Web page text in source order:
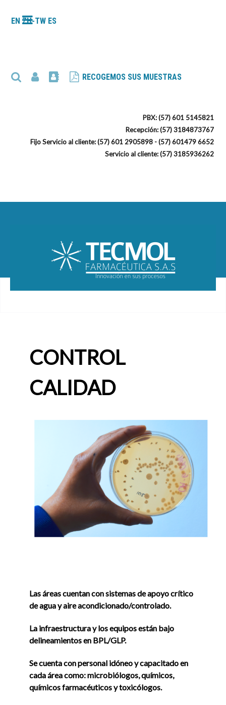
EN ZH-TW ES
RECOGEMOS SUS MUESTRAS
PBX: (57) 601 5145821
Recepción: (57) 3184873767
Fijo Servicio al cliente: (57) 601 2905898 - (57) 601479 6652
Servicio al cliente: (57) 3185936262
CONTROL
CALIDAD
Las áreas cuentan con sistemas de apoyo crítico
de agua y aire acondicionado/controlado.
La infraestructura y los equipos están bajo
delineamientos en BPL/GLP.
Se cuenta con personal idóneo y capacitado en
cada área como: microbiólogos, químicos,
químicos farmacéuticos y toxicólogos.